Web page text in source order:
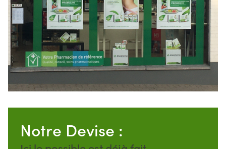
Notre Devise :